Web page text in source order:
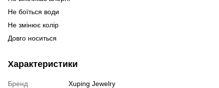
Не боїться води
Не змінює колір
Довго носиться
Характеристики
Бренд
Xuping Jewelry